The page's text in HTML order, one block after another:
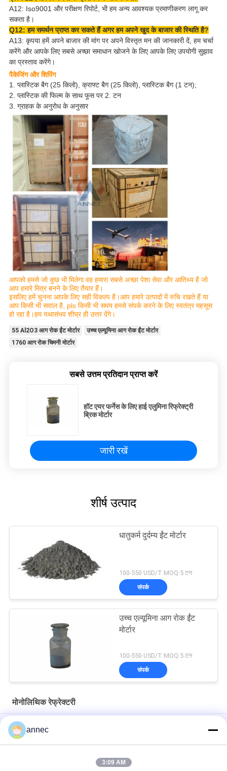
A12: Iso9001 और परीक्षण रिपोर्ट, भी हम अन्य आवश्यक प्रमाणीकरण लागू कर
सकता है।
Q12: हम समर्थन प्राप्त कर सकते हैं अगर हम अपने खुद के बाजार की स्थिति है?
A13: कृपया हमें अपने बाजार की मांग पर अपने विस्तृत मन की जानकारी दें, हम चर्चा
करेंगे और आपके लिए सबसे अच्छा समाधान खोजने के लिए आपके लिए उपयोगी सुझाव
का प्रस्ताव करेंगे।
पैकेजिंग और शिपिंग
1. प्लास्टिक बैग (25 किलो), क्राफ्ट बैग (25 किलो), प्लास्टिक बैग (1 टन);
2. प्लास्टिक की फिल्म के साथ फूस पर 2. टन
3. ग्राहक के अनुरोध के अनुसार
आपको हमसे जो कुछ भी मिलेगा वह हमारा सबसे अच्छा पेशा सेवा और आतिथ्य है जो
आप हमारे मित्र बनने के लिए तैयार हैं।
इसलिए हमें चुनना आपके लिए सही विकल्प है।आप हमारे उत्पादों में रुचि रखते हैं या
आप किसी भी सवाल है, pls किसी भी समय हमसे संपर्क करने के लिए स्वतंत्र महसूस
हो रहा है।हम यथासंभव शीघ्र ही उत्तर देंगे।
55 Al2O3 आग रोक ईंट मोर्टार
उच्च एल्यूमिना आग रोक ईंट मोर्टार
1760 आग रोक चिमनी मोर्टार
सबसे उत्तम प्रतिदान प्राप्त करें
हॉट एयर फर्नेस के लिए हाई एलुमिना रिफ्रेक्ट्री
ब्रिक मोर्टार
जारी रखें
शीर्ष उत्पाद
धातुकर्म दुर्दम्य ईंट मोर्टार
100-550 USD/T MOQ:5 टन
संपर्क
उच्च एल्यूमिना आग रोक ईंट
मोर्टार
100-550 USD/T MOQ:5 टन
संपर्क
मोनोलिथिक रेफ्रेक्टरी
उच्च घनत्व दुर्दम्य कास्टेबल
1550 डिग्री अग्निरोधक ईंट मोर्टार व्यापक रूप से उच्च तापमान भट्टियों और भट्ठी
annec
3:09 AM